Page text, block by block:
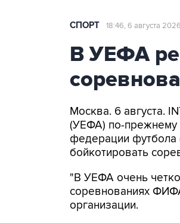
СПОРТ 18:46, 6 августа 2026
В УЕФА
Москва. 6 августа.
(УЕФА) по-прежнему
федерации
бойкотировать
"В УЕФА очень
соревнованиях
организации.